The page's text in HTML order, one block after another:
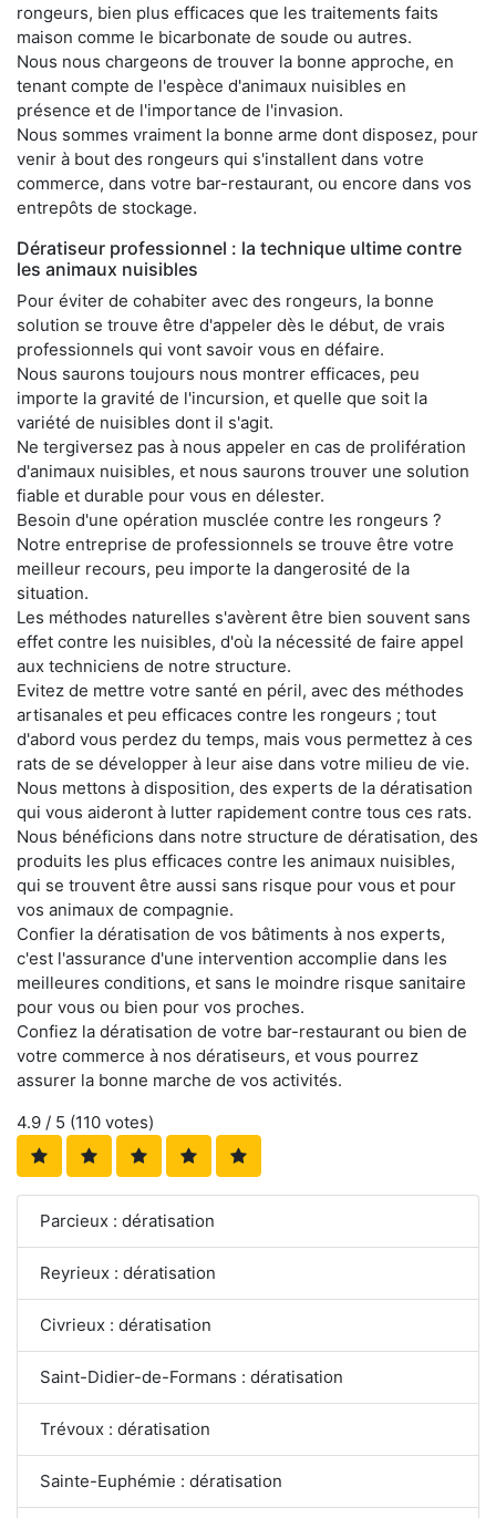
rongeurs, bien plus efficaces que les traitements faits
maison comme le bicarbonate de soude ou autres.
Nous nous chargeons de trouver la bonne approche, en
tenant compte de l'espèce d'animaux nuisibles en
présence et de l'importance de l'invasion.
Nous sommes vraiment la bonne arme dont disposez, pour
venir à bout des rongeurs qui s'installent dans votre
commerce, dans votre bar-restaurant, ou encore dans vos
entrepôts de stockage.
Dératiseur professionnel : la technique ultime contre
les animaux nuisibles
Pour éviter de cohabiter avec des rongeurs, la bonne
solution se trouve être d'appeler dès le début, de vrais
professionnels qui vont savoir vous en défaire.
Nous saurons toujours nous montrer efficaces, peu
importe la gravité de l'incursion, et quelle que soit la
variété de nuisibles dont il s'agit.
Ne tergiversez pas à nous appeler en cas de prolifération
d'animaux nuisibles, et nous saurons trouver une solution
fiable et durable pour vous en délester.
Besoin d'une opération musclée contre les rongeurs ?
Notre entreprise de professionnels se trouve être votre
meilleur recours, peu importe la dangerosité de la
situation.
Les méthodes naturelles s'avèrent être bien souvent sans
effet contre les nuisibles, d'où la nécessité de faire appel
aux techniciens de notre structure.
Evitez de mettre votre santé en péril, avec des méthodes
artisanales et peu efficaces contre les rongeurs ; tout
d'abord vous perdez du temps, mais vous permettez à ces
rats de se développer à leur aise dans votre milieu de vie.
Nous mettons à disposition, des experts de la dératisation
qui vous aideront à lutter rapidement contre tous ces rats.
Nous bénéficions dans notre structure de dératisation, des
produits les plus efficaces contre les animaux nuisibles,
qui se trouvent être aussi sans risque pour vous et pour
vos animaux de compagnie.
Confier la dératisation de vos bâtiments à nos experts,
c'est l'assurance d'une intervention accomplie dans les
meilleures conditions, et sans le moindre risque sanitaire
pour vous ou bien pour vos proches.
Confiez la dératisation de votre bar-restaurant ou bien de
votre commerce à nos dératiseurs, et vous pourrez
assurer la bonne marche de vos activités.
4.9 / 5 (110 votes)
Parcieux : dératisation
Reyrieux : dératisation
Civrieux : dératisation
Saint-Didier-de-Formans : dératisation
Trévoux : dératisation
Sainte-Euphémie : dératisation